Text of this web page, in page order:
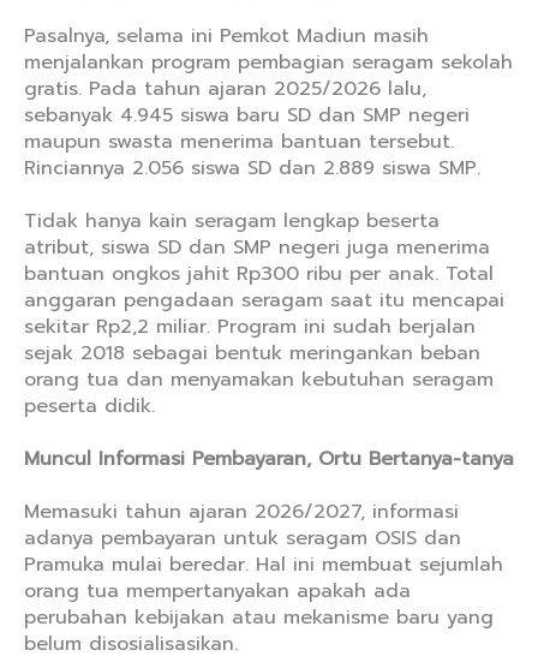
Pasalnya, selama ini Pemkot Madiun masih
menjalankan program pembagian seragam sekolah
gratis. Pada tahun ajaran 2025/2026 lalu,
sebanyak 4.945 siswa baru SD dan SMP negeri
maupun swasta menerima bantuan tersebut.
Rinciannya 2.056 siswa SD dan 2.889 siswa SMP.
Tidak hanya kain seragam lengkap beserta
atribut, siswa SD dan SMP negeri juga menerima
bantuan ongkos jahit Rp300 ribu per anak. Total
anggaran pengadaan seragam saat itu mencapai
sekitar Rp2,2 miliar. Program ini sudah berjalan
sejak 2018 sebagai bentuk meringankan beban
orang tua dan menyamakan kebutuhan seragam
peserta didik.
Muncul Informasi Pembayaran, Ortu Bertanya-tanya
Memasuki tahun ajaran 2026/2027, informasi
adanya pembayaran untuk seragam OSIS dan
Pramuka mulai beredar. Hal ini membuat sejumlah
orang tua mempertanyakan apakah ada
perubahan kebijakan atau mekanisme baru yang
belum disosialisasikan.